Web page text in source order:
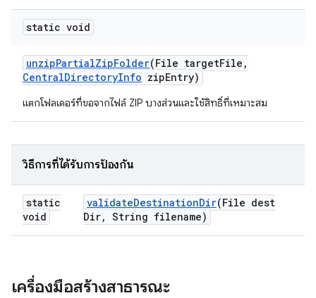
static void
unzipPartialZipFolder(File targetFile ,
CentralDirectoryInfo zipEntry)
แตกโฟลเดอร์ที่ขอจากไฟล์ ZIP บางส่วนและใช้สิทธิ์ที่เหมาะสม
วิธีการที่ได้รับการป้องกัน
static
void
validateDestinationDir(File dest
Dir, String filename)
เครื่องมือสร้างสาธารณะ